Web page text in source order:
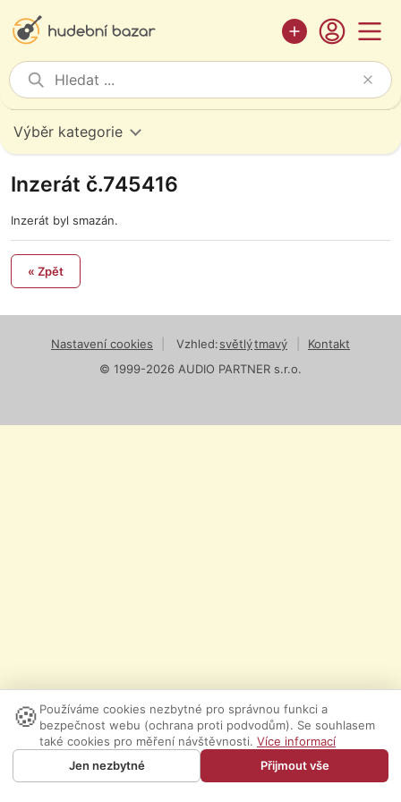
Výběr kategorie
Inzerát č.745416
Inzerát byl smazán.
« Zpět
Nastavení cookies Vzhled:světlýtmavý
Kontakt
© 1999-2026 AUDIO PARTNER s.r.o.
🍪 Používáme cookies nezbytné pro správnou funkci a
bezpečnost webu (ochrana proti podvodům). Se souhlasem
také cookies pro měření návštěvnosti. Více informací
Jen nezbytné
Přijmout vše